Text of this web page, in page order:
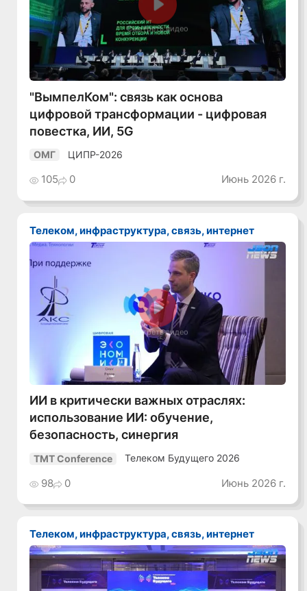
Смотреть видео
"ВымпелКом": связь как основа
цифровой трансформации - цифровая
повестка, ИИ, 5G
ОМГ ЦИПР-2026
105 0 Июнь 2026 г.
Телеком, инфраструктура, связь, интернет
Смотреть видео
ИИ в критически важных отраслях:
использование ИИ: обучение,
безопасность, синергия
TMT Conference Телеком Будущего 2026
98 0 Июнь 2026 г.
Телеком, инфраструктура, связь, интернет